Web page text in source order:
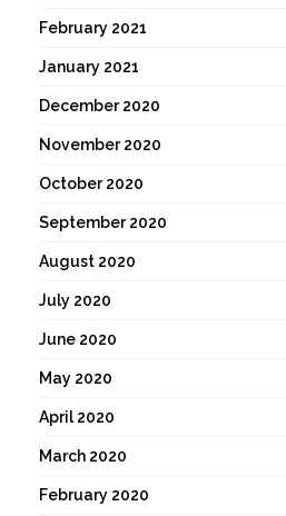
February 2021
January 2021
December 2020
November 2020
October 2020
September 2020
August 2020
July 2020
June 2020
May 2020
April 2020
March 2020
February 2020